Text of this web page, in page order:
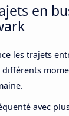
en
les trajets
avec